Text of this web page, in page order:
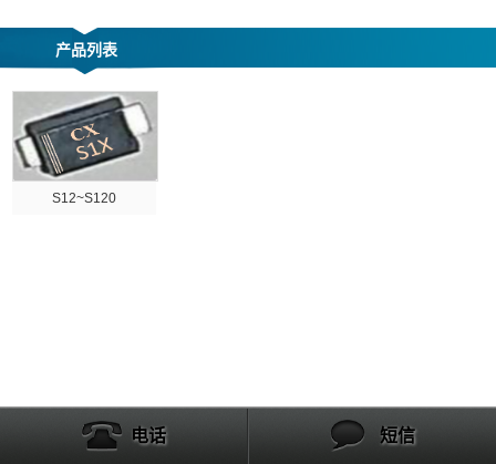
产品列表
S12~S120
电话 短信